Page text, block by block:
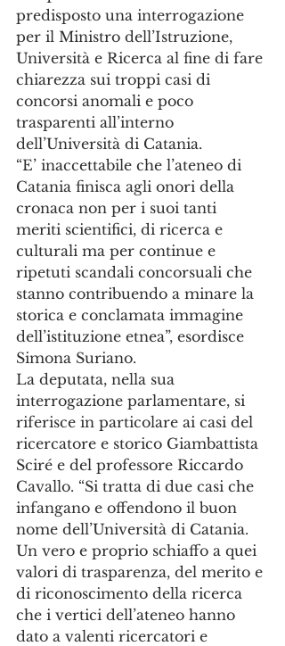
predisposto una interrogazione
per il Ministro dell’Istruzione,
Università e Ricerca al fine di fare
chiarezza sui troppi casi di
concorsi anomali e poco
trasparenti all’interno
dell’Università di Catania.
“E’ inaccettabile che l’ateneo di
Catania finisca agli onori della
cronaca non per i suoi tanti
meriti scientifici, di ricerca e
culturali ma per continue e
ripetuti scandali concorsuali che
stanno contribuendo a minare la
storica e conclamata immagine
dell’istituzione etnea”, esordisce
Simona Suriano.
La deputata, nella sua
interrogazione parlamentare, si
riferisce in particolare ai casi del
ricercatore e storico Giambattista
Sciré e del professore Riccardo
Cavallo. “Si tratta di due casi che
infangano e offendono il buon
nome dell’Università di Catania.
Un vero e proprio schiaffo a quei
valori di trasparenza, del merito e
di riconoscimento della ricerca
che i vertici dell’ateneo hanno
dato a valenti ricercatori e